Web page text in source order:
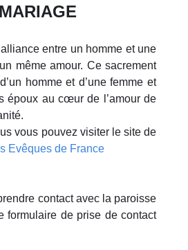
MARIAGE
entre un homme et une
même amour. Ce sacrement
homme et d’une femme et
époux au cœur de l’amour de
vous pouvez visiter le site de
Evêques de France
contact avec la paroisse
formulaire de prise de contact